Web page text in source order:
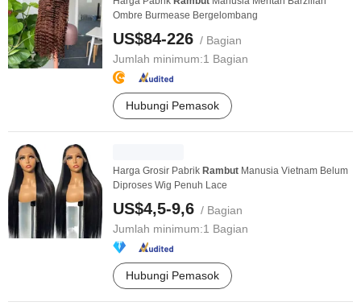
Ombre Burmease Bergelombang
US$84-226 / Bagian
Jumlah minimum:1 Bagian
Hubungi Pemasok
Harga Grosir Pabrik Rambut Manusia Vietnam Belum
Diproses Wig Penuh Lace
US$4,5-9,6 / Bagian
Jumlah minimum:1 Bagian
Hubungi Pemasok